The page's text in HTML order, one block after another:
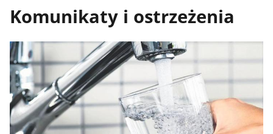
Komunikaty i ostrzeżenia